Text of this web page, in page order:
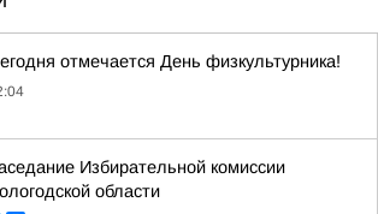
отмечается День физкультурника!
Избирательной комиссии
области